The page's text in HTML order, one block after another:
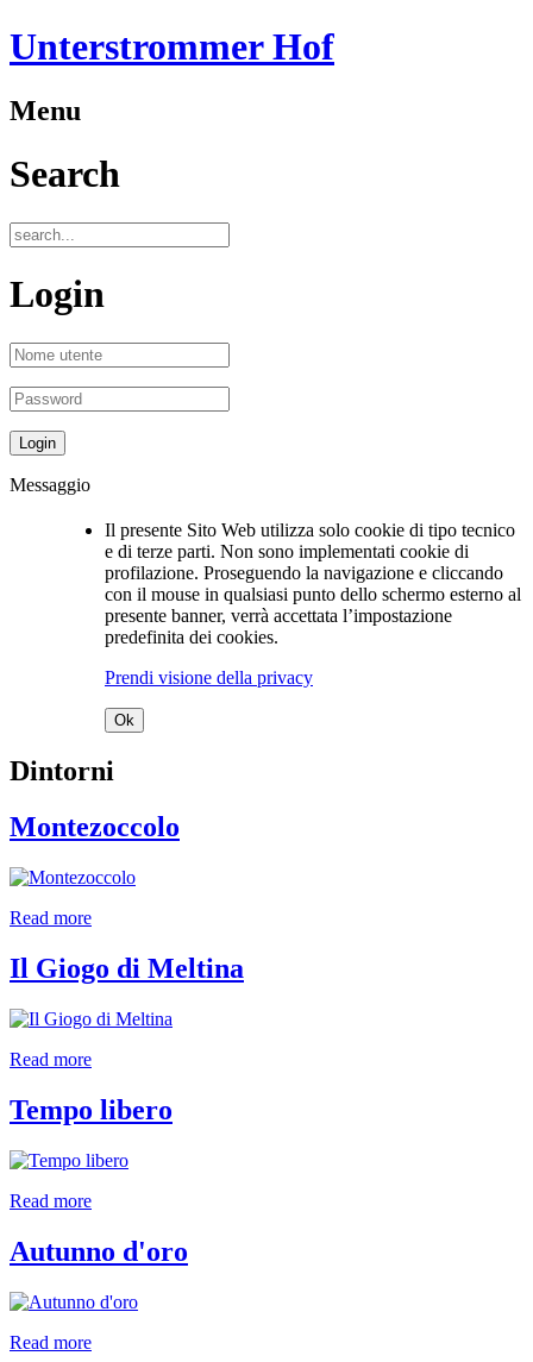
Unterstrommer Hof
Menu
Search
Login
Messaggio
Il presente Sito Web utilizza solo cookie di tipo tecnico
e di terze parti. Non sono implementati cookie di
profilazione. Proseguendo la navigazione e cliccando
con il mouse in qualsiasi punto dello schermo esterno al
presente banner, verrà accettata l’impostazione
predefinita dei cookies.
Prendi visione della privacy
Ok
Dintorni
Montezoccolo
Read more
Il Giogo di Meltina
Read more
Tempo libero
Read more
Autunno d'oro
Read more